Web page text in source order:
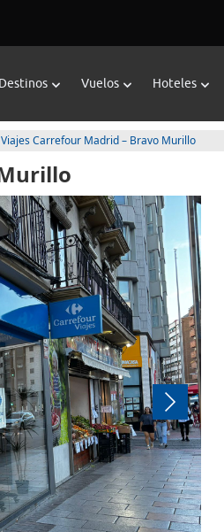
Destinos Vuelos Hoteles
Viajes Carrefour Madrid – Bravo Murillo